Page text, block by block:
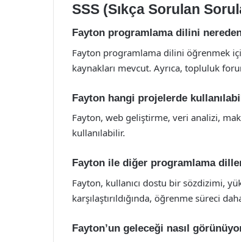
SSS (Sıkça Sorulan
Fayton programlama dilini
Fayton programlama dilini öğrenmek
kaynakları mevcut. Ayrıca, topluluk
Fayton hangi projelerde
Fayton, web geliştirme, veri analizi,
kullanılabilir.
Fayton ile diğer programlama
Fayton, kullanıcı dostu bir sözdizimi,
karşılaştırıldığında, öğrenme süreci
Fayton’un geleceği nasıl